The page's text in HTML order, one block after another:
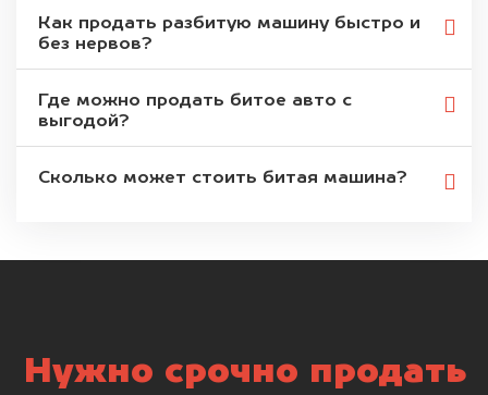
Как продать разбитую машину быстро и
без нервов?
Где можно продать битое авто с
выгодой?
Сколько может стоить битая машина?
Нужно срочно продать